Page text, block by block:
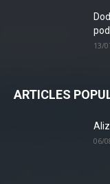
13/
ARTICLES
06/